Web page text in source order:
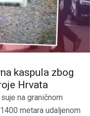
kaspula zbog
Hrvata
na graničnom
metara udaljenom